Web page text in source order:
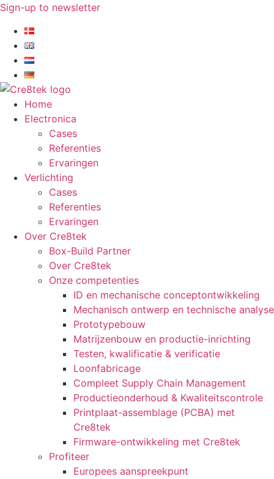
Ga
inhoud
Sign-up to newsletter​
Home
Electronica
Cases
Referenties
Ervaringen
Verlichting
Cases
Referenties
Ervaringen
Over Cre8tek
Box-Build Partner
Over Cre8tek
Onze competenties
ID en mechanische conceptontwikkeling
Mechanisch ontwerp en technische analyse
Prototypebouw
Matrijzenbouw en productie-inrichting
Testen, kwalificatie & verificatie
Loonfabricage
Compleet Supply Chain Management
Productieonderhoud & Kwaliteitscontrole
Printplaat-assemblage (PCBA) met
Cre8tek
Firmware-ontwikkeling met Cre8tek
Profiteer
Europees aanspreekpunt